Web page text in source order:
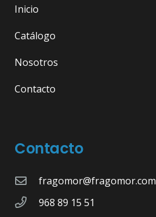
Inicio
Catálogo
Nosotros
Contacto
Contacto
fragomor@fragomor.com
968 89 15 51